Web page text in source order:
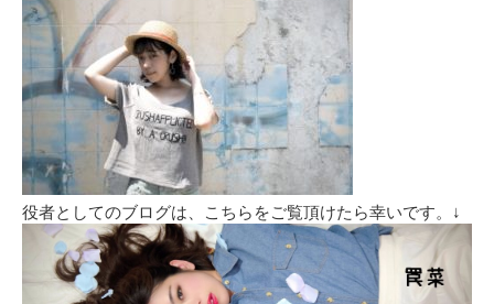
役者としてのブログは、こちらをご覧頂けたら幸いです。↓